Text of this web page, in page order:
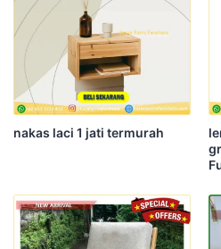
nakas laci 1 jati termurah